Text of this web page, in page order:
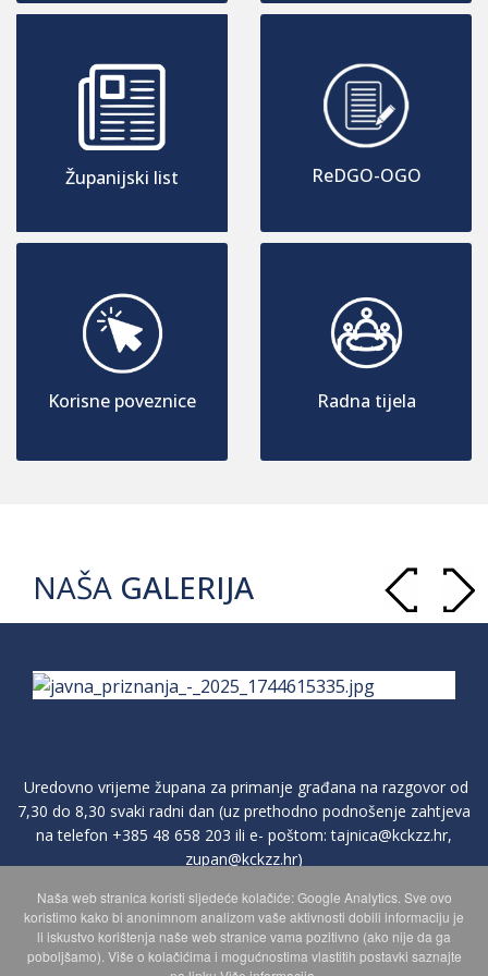
Županijski list
Korisne poveznice
ReDGO-OGO
Radna tijela
NAŠA GALERIJA
Uredovno vrijeme župana za primanje građana na razgovor od
7,30 do 8,30 svaki radni dan (uz prethodno podnošenje zahtjeva
na telefon +385 48 658 203 ili e- poštom:tajnica@kckzz.hr,
zupan@kckzz.hr)
POLITIKA ZAŠTITE PRIVATNOSTI OSOBNIH PODATAKA
Naša web stranica koristi sljedeće kolačiće: Google Analytics. Sve ovo
koristimo kako bi anonimnom analizom vaše aktivnosti dobili informaciju je
li iskustvo korištenja naše web stranice vama pozitivno (ako nije da ga
poboljšamo). Više o kolačićima i mogućnostima vlastitih postavki saznajte